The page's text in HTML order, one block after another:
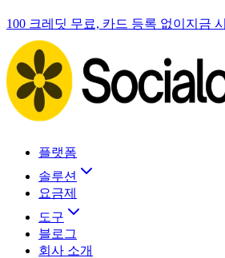
100 크레딧 무료, 카드 등록 없이 지금
플랫폼
솔루션
요금제
도구
블로그
회사 소개